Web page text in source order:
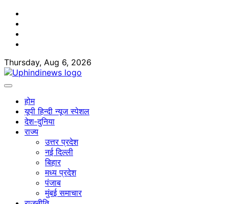
Skip
content
Thursday, Aug 6, 2026
होम
यूपी हिन्दी न्यूज स्पेशल
देश-दुनिया
राज्य
उत्तर प्रदेश
नई दिल्ली
बिहार
मध्य प्रदेश
पंजाब
मुंबई समाचार